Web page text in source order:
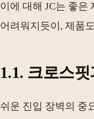
이에 대해 JC는 좋은
어려워지듯이, 제품
1.1. 크로스
쉬운 진입 장벽의 중